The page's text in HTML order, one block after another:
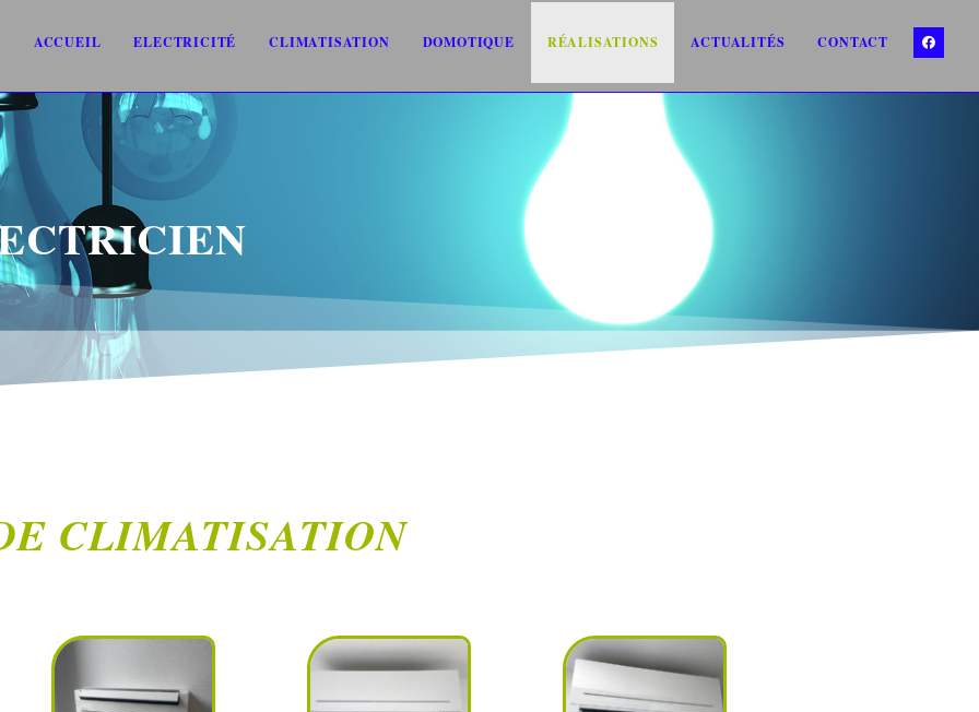
ACCUEIL ELECTRICITÉ CLIMATISATION DOMOTIQUE RÉALISATIONS ACTUALITÉS CONTACT
CLIMATISATION